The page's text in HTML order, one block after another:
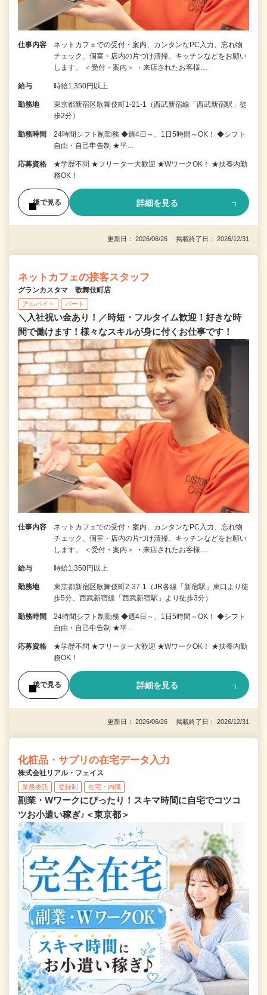
仕事内容
ネットカフェでの受付・案内、カンタンなPC入力、忘れ物
チェック、個室・店内の片づけ清掃、キッチンなどをお願い
します。 ＜受付・案内＞ ・来店されたお客様…
給与 時給1,350円以上
勤務地
東京都新宿区歌舞伎町1-21-1（西武新宿線「西武新宿駅」徒
歩2分）
勤務時間
24時間シフト制勤務 ◆週4日～、1日5時間～OK！ ◆シフト
自由・自己申告制 ★平…
応募資格
★学歴不問 ★フリーター大歓迎 ★WワークOK！ ★扶養内勤
務OK！
後で見る 詳細を見る
更新日： 2026/06/26 掲載終了日： 2026/12/31
ネットカフェの接客スタッフ
グランカスタマ 歌舞伎町店
アルバイト パート
＼入社祝い金あり！／時短・フルタイム歓迎！好きな時
間で働けます！様々なスキルが身に付くお仕事です！
仕事内容
ネットカフェでの受付・案内、カンタンなPC入力、忘れ物
チェック、個室・店内の片づけ清掃、キッチンなどをお願い
します。 ＜受付・案内＞ ・来店されたお客様…
給与 時給1,350円以上
勤務地
東京都新宿区歌舞伎町2-37-1（JR各線「新宿駅」東口より徒
歩5分、西武新宿線「西武新宿駅」より徒歩3分）
勤務時間
24時間シフト制勤務 ◆週4日～、1日5時間～OK！ ◆シフト
自由・自己申告制 ★平…
応募資格
★学歴不問 ★フリーター大歓迎 ★WワークOK！ ★扶養内勤
務OK！
後で見る 詳細を見る
更新日： 2026/06/26 掲載終了日： 2026/12/31
化粧品・サプリの在宅データ入力
株式会社リアル・フェイス
業務委託 登録制 在宅・内職
副業・Wワークにぴったり！スキマ時間に自宅でコツコ
ツお小遣い稼ぎ♪＜東京都＞